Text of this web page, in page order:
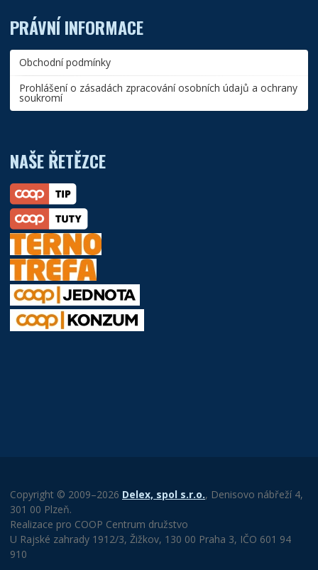
PRÁVNÍ INFORMACE
Obchodní podmínky
Prohlášení o zásadách zpracování osobních údajů a ochrany
soukromí
NAŠE ŘETĚZCE
Copyright © 2009–2026 Delex, spol s.r.o., Denisovo nábřeží 4,
301 00 Plzeň.
Realizace pro COOP Centrum družstvo
U Rajské zahrady 1912/3, Žižkov, 130 00 Praha 3, IČO 601 94
910